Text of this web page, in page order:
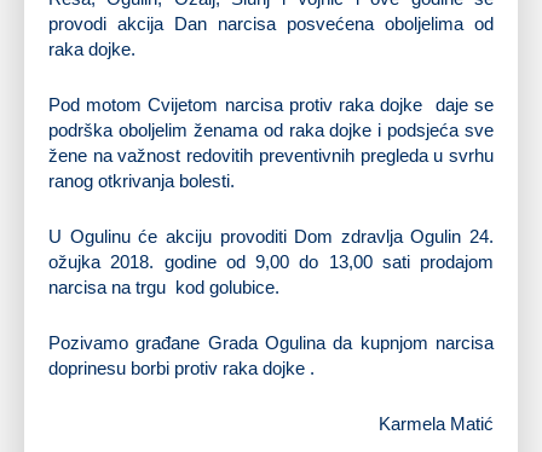
provodi akcija Dan narcisa posvećena oboljelima od
raka dojke.
Pod motom Cvijetom narcisa protiv raka dojke daje se
podrška oboljelim ženama od raka dojke i podsjeća sve
žene na važnost redovitih preventivnih pregleda u svrhu
ranog otkrivanja bolesti.
U Ogulinu će akciju provoditi Dom zdravlja Ogulin 24.
ožujka 2018. godine od 9,00 do 13,00 sati prodajom
narcisa na trgu kod golubice.
Pozivamo građane Grada Ogulina da kupnjom narcisa
doprinesu borbi protiv raka dojke .
Karmela Matić